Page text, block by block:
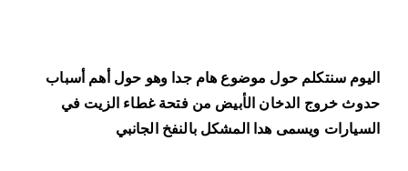
ب
و
اليوم سنتكلم حول موضوع هام جدا وهو حول أهم أسباب
حدوث خروج الدخان الأبيض من فتحة غطاء الزيت في
السيارات ويسمى هدا المشكل بالنفخ الجانبي